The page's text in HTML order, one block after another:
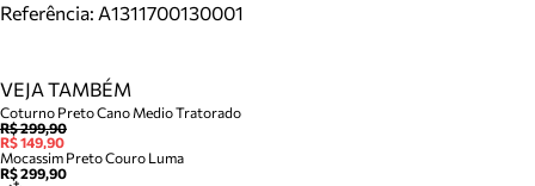
Referência: A1311700130001
VEJA TAMBÉM
Coturno Preto Cano Medio Tratorado
R$ 299,90
R$ 149,90
Mocassim Preto Couro Luma
R$ 299,90